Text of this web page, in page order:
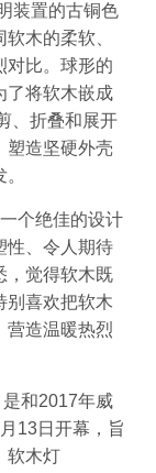
装置的古铜色
木的柔软、
对比。球形的
了将软木嵌成
、折叠和展开
塑造坚硬外壳
个绝佳的设计
性、令人期待
，觉得软木既
别喜欢把软木
营造温暖热烈
和2017年威
13日开幕，旨
软木灯